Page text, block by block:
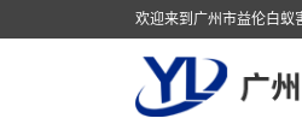
欢迎来到广州市益伦白蚁